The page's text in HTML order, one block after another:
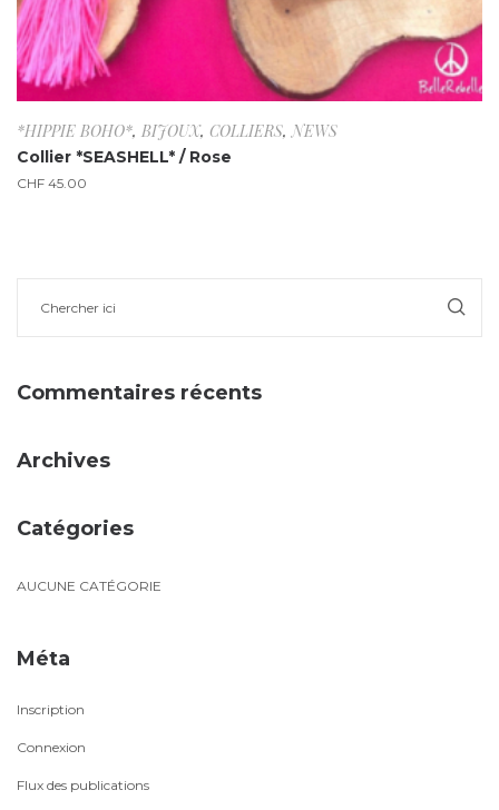
*HIPPIE BOHO*, BIJOUX, COLLIERS, NEWS
Collier *SEASHELL* / Rose
CHF 45.00
Commentaires récents
Archives
Catégories
AUCUNE CATÉGORIE
Méta
Inscription
Connexion
Flux des publications